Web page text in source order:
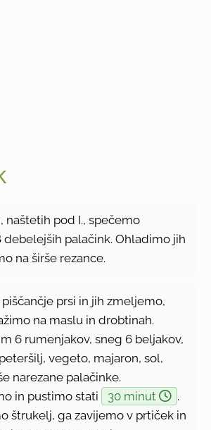
naštetih pod I., spečemo
debelejših palačink. Ohladimo jih
na širše rezance.
prsi in jih zmeljemo,
na maslu in drobtinah.
6 rumenjakov, sneg 6 beljakov,
vegeto, majaron, sol,
narezane palačinke.
in pustimo stati
30 minut
.
štrukelj, ga zavijemo v prtiček in